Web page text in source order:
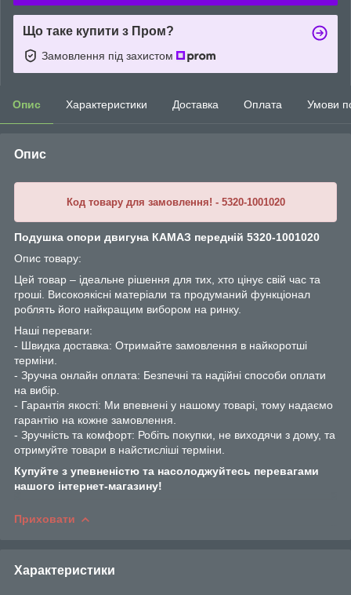
Що таке купити з Пром?
Замовлення під захистом
Опис Характеристики Доставка Оплата Умови
Опис
Код товару для замовлення! - 5320-1001020
Подушка опори двигуна КАМАЗ передній 5320-1001020
Опис товару:
Цей товар – ідеальне рішення для тих, хто цінує свій час та
гроші. Високоякісні матеріали та продуманий функціонал
роблять його найкращим вибором на ринку.
Наші переваги:
- Швидка доставка: Отримайте замовлення в найкоротші
терміни.
- Зручна онлайн оплата: Безпечні та надійні способи оплати
на вибір.
- Гарантія якості: Ми впевнені у нашому товарі, тому надаємо
гарантію на кожне замовлення.
- Зручність та комфорт: Робіть покупки, не виходячи з дому, та
отримуйте товари в найстисліші терміни.
Купуйте з упевненістю та насолоджуйтесь перевагами
нашого інтернет-магазину!
Приховати
Характеристики